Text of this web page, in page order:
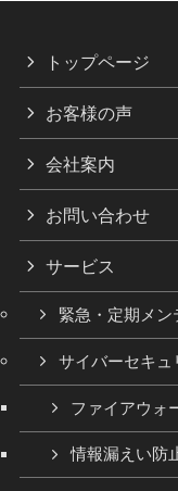
トップページ
お客様の声
会社案内
お問い合わせ
サービス
緊急・定期メン
サイバーセキュ
ファイアウォ
情報漏えい防